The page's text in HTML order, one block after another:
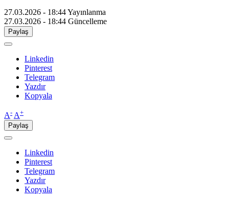
27.03.2026 - 18:44Yayınlanma
27.03.2026 - 18:44 Güncelleme
Paylaş
Linkedin
Pinterest
Telegram
Yazdır
Kopyala
A- A+
Paylaş
Linkedin
Pinterest
Telegram
Yazdır
Kopyala